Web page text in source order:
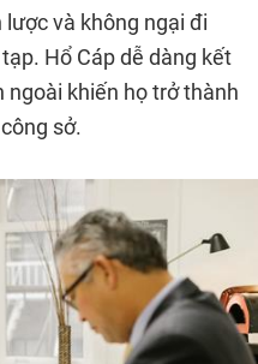
và không ngại đi
Hổ Cáp dễ dàng kết
ngoài khiến họ trở thành
sở.